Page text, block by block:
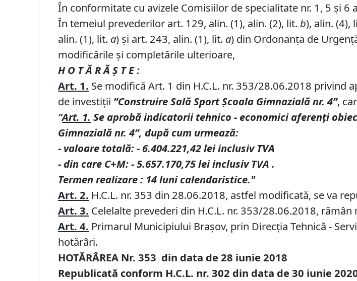
În conformitate cu avizele Comisiilor de specialitate nr. 1, 5 și 6
În temeiul prevederilor art. 129, alin. (1), alin. (2), lit.b), alin. (4),
alin. (1), lit. a) și art. 243, alin. (1), lit. a) din Ordonanța de
modificările și completările ulterioare,
H O T Ă R Ă Ş T E :
Art. 1. Se modifică Art. 1 din H.C.L. nr. 353/28.06.2018
de investiţii ”Construire Sală Sport Școala Gimnazială nr. 4”,
"Art. 1. Se aprobăindicatorii tehnico - economici aferenţi
Gimnazială nr. 4”, după cum urmează:
- valoare totală:-6.404.221,42leiinclusiv TVA
- din care C+M:-5.657.170,75lei inclusiv TVA.
Termen realizare : 14 luni calendaristice."
Art. 2. H.C.L. nr. 353 din 28.06.2018, astfel modificată, se va
Art. 3. Celelalte prevederi din H.C.L. nr. 353/28.06.2018, rămân
Art. 4. Primarul Municipiului Braşov, prin Direcţia Tehnică -
hotărâri.
HOTĂRÂREA Nr.353 din data de28 iunie 2018
Republicată conform H.C.L. nr. 302 din data de 30 iunie